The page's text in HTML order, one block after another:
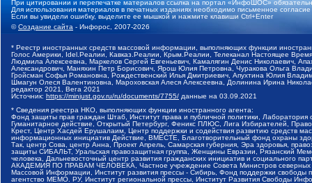
При цитировании и перепечатке материалов ссылка на портал «ИнфоШОС»
Для использования материалов в печатных изданиях необходимо письменное
Если вы увидели ошибку, выделите ее мышкой и нажмите клавиши Ctrl+Enter
©Создание сайта - Инфорос, 2007-2026
* Реестр иностранных средств массовой информации, выполняющих функции
Голос Америки, Idel.Реалии, Кавказ.Реалии, Крым.Реалии, Телеканал Настоящее
Людмила Алексеевна, Маркелов Сергей Евгеньевич, Камалягин Денис Николаевич,
Александрович, Маняхин Петр Борисович, Ярош Юлия Петровна, Чуракова Ольга
Гройсман Софья Романовна, Рождественский Илья Дмитриевич, Апухтина Юлия
Шмагун Олеся Валентиновна, Мароховская Алеся Алексеевна, Долинина Ирина
редактор 2021, Вега 2021
Источник: https://minjust.gov.ru/ru/documents/7755/ данные на 03.09.2021
* Сведения реестра НКО, выполняющих функции иностранного агента:
Фонд защиты прав граждан Штаб, Институт права и публичной политики,
Гуманитарное действие, Открытый Петербург, Феникс ПЛЮС, Лига Избирателей,
Крест, Центр Хасдей Ерушалаим, Центр поддержки и содействия развитию средств
информационных инициатив Действие, ВМЕСТЕ, Благотворительный фонд охраны
Так, центр Сова, центр Анна, Проект Апрель, Самарская губерния, Эра здоровья,
защиты СИБАЛЬТ, Уральская правозащитная группа, Женщины Евразии, Рязанский
человека, Дальневосточный центр развития гражданских инициатив и социального
АКАДЕМИЯ ПО ПРАВАМ ЧЕЛОВЕКА, Частное учреждение Совета Министров северных
Массовой Информации, Институт развития прессы - Сибирь, Фонд поддержки
агентство МЕМО. РУ, Институт региональной прессы, Институт Развития Свободы